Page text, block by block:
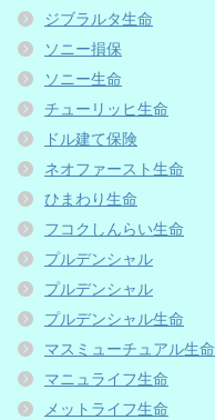
ジブラルタ生命
ソニー損保
ソニー生命
チューリッヒ生命
ドル建て保険
ネオファースト生命
ひまわり生命
フコクしんらい生命
プルデンシャル
プルデンシャル
プルデンシャル生命
マスミューチュアル生命
マニュライフ生命
メットライフ生命